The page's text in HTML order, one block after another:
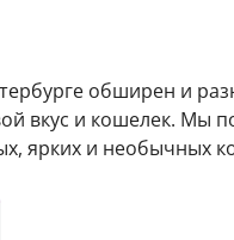
обширен и
вкус и кошелек. Мы
ярких и необычных